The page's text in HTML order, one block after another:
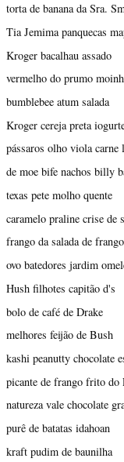
torta de banana da Sra.
Tia Jemima panquecas
Kroger bacalhau assado
vermelho do prumo
bumblebee atum salada
Kroger cereja preta
pássaros olho viola carne
de moe bife nachos billy
texas pete molho quente
caramelo praline crise de
frango da salada de
ovo batedores jardim
Hush filhotes capitão d's
bolo de café de Drake
melhores feijão de Bush
kashi peanutty chocolate
picante de frango frito do
natureza vale chocolate
purê de batatas idahoan
kraft pudim de baunilha